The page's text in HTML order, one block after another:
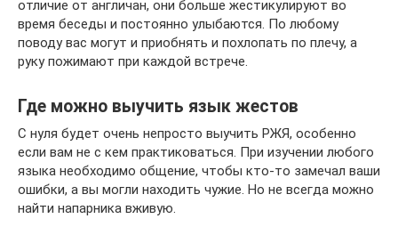
отличие от англичан, они больше жестикулируют во
время беседы и постоянно улыбаются. По любому
поводу вас могут и приобнять и похлопать по плечу, а
руку пожимают при каждой встрече.
Где можно выучить язык жестов
С нуля будет очень непросто выучить РЖЯ, особенно
если вам не с кем практиковаться. При изучении любого
языка необходимо общение, чтобы кто-то замечал ваши
ошибки, а вы могли находить чужие. Но не всегда можно
найти напарника вживую.